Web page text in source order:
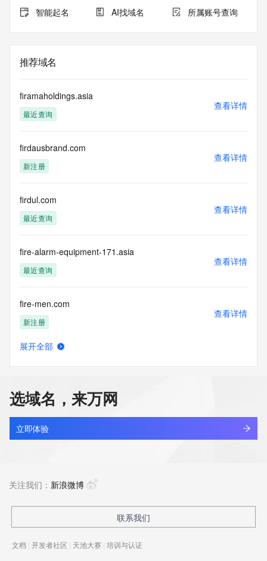
智能起名 AI找域名 所属账号查询
推荐域名
firamaholdings.asia
最近查询
查看详情
firdausbrand.com
新注册
查看详情
firdul.com
最近查询
查看详情
fire-alarm-equipment-171.asia
最近查询
查看详情
fire-men.com
新注册
查看详情
fire-testech.com
最近查询
查看详情
最近查询
展开全部
选域名，来万网
立即体验
关注我们： 新浪微博
联系我们
文档 | 开发者社区 | 天池大赛 | 培训与认证